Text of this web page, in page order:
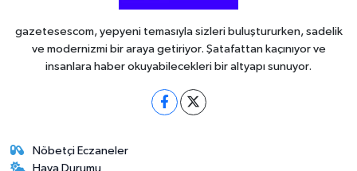
gazetesescom, yepyeni temasıyla sizleri buluştururken, sadelik
ve modernizmi bir araya getiriyor. Şatafattan kaçınıyor ve
insanlara haber okuyabilecekleri bir altyapı sunuyor.
Nöbetçi Eczaneler
Hava Durumu